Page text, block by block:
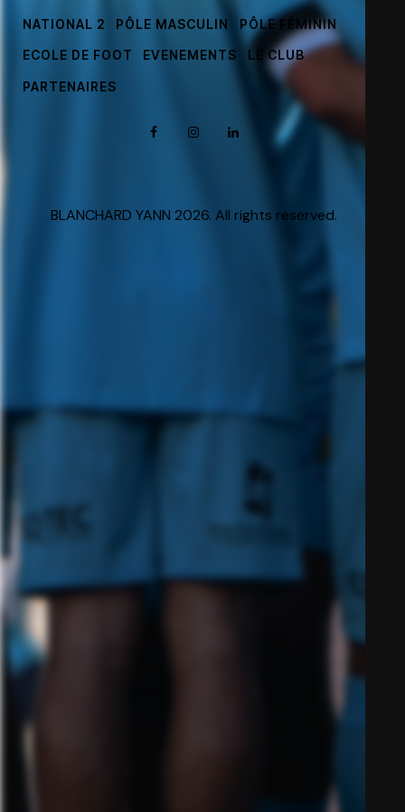
NATIONAL 2 PÔLE MASCULIN PÔLE FÉMININ
ECOLE DE FOOT EVENEMENTS LE CLUB
PARTENAIRES
BLANCHARD YANN 2026. All rights reserved.